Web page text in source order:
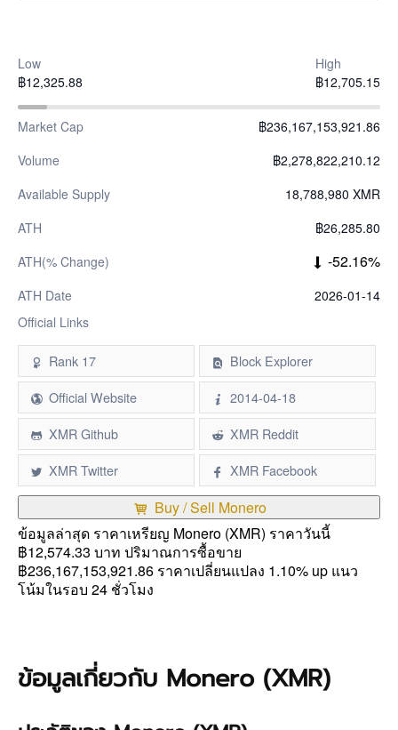
Low
฿12,325.88
High
฿12,705.15
Market Cap
฿236,167,153,921.86
Volume
฿2,278,822,210.12
Available Supply
18,788,980 XMR
ATH
฿26,285.80
ATH(% Change)
-52.16%
ATH Date
2026-01-14
Official Links
Rank 17
Block Explorer
Official Website
2014-04-18
XMR Github
XMR Reddit
XMR Twitter
XMR Facebook
Buy / Sell Monero
ข้อมูลล่าสุด ราคาเหรียญ Monero (XMR) ราคาวันนี้
฿12,574.33 บาท ปริมาณการซื้อขาย
฿236,167,153,921.86 ราคาเปลี่ยนแปลง 1.10% up แนว
โน้มในรอบ 24 ชั่วโมง
ข้อมูลเกี่ยวกับ Monero (XMR)